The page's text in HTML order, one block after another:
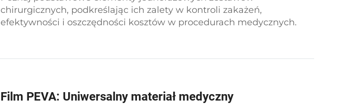
chirurgicznych, podkreślając ich zalety w kontroli zakażeń,
efektywności i oszczędności kosztów w procedurach medycznych.
zdrowotnej.
Film PEVA: Uniwersalny materiał medyczny